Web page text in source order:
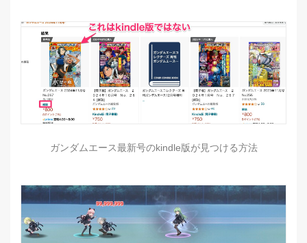
ガンダムエース最新号のkindle版が見つける方法